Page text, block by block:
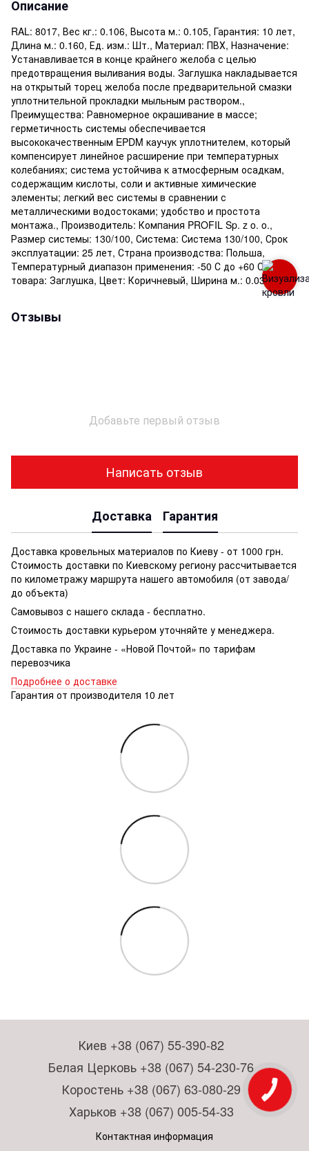
Описание
RAL: 8017, Вес кг.: 0.106, Высота м.: 0.105, Гарантия: 10 лет,
Длина м.: 0.160, Ед. изм.: Шт., Материал: ПВХ, Назначение:
Устанавливается в конце крайнего желоба с целью
предотвращения выливания воды. Заглушка накладывается
на открытый торец желоба после предварительной смазки
уплотнительной прокладки мыльным раствором.,
Преимущества: Равномерное окрашивание в массе;
герметичность системы обеспечивается
высококачественным EPDM каучук уплотнителем, который
компенсирует линейное расширение при температурных
колебаниях; система устойчива к атмосферным осадкам,
содержащим кислоты, соли и активные химические
элементы; легкий вес системы в сравнении с
металлическими водостоками; удобство и простота
монтажа., Производитель: Компания PROFIL Sp. z o. o.,
Размер системы: 130/100, Система: Система 130/100, Срок
эксплуатации: 25 лет, Страна производства: Польша,
Температурный диапазон применения: -50 С до +60 С, Тип
товара: Заглушка, Цвет: Коричневый, Ширина м.: 0.030
Отзывы
Добавьте первый отзыв
Написать отзыв
Доставка Гарантия
Доставка кровельных материалов по Киеву - от 1000 грн.
Стоимость доставки по Киевскому региону рассчитывается
по километражу маршрута нашего автомобиля (от завода/
до объекта)
Самовывоз с нашего склада - бесплатно.
Стоимость доставки курьером уточняйте у менеджера.
Доставка по Украине - «Новой Почтой» по тарифам
перевозчика
Подробнее о доставке
Гарантия от производителя 10 лет
Киев +38 (067) 55-390-82
Белая Церковь +38 (067) 54-230-76
Коростень +38 (067) 63-080-29
Харьков +38 (067) 005-54-33
Контактная информация